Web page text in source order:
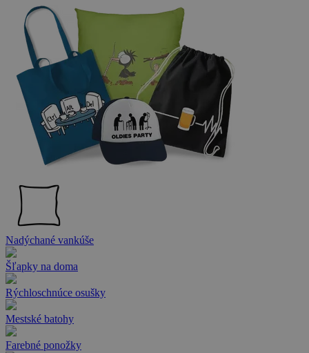
Nadýchané vankúše
Šľapky na doma
Rýchloschnúce osušky
Mestské batohy
Farebné ponožky